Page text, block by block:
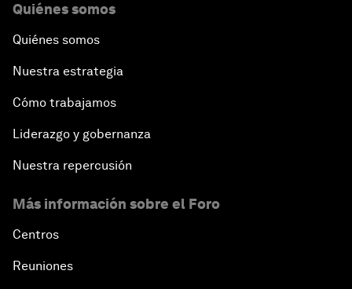
Quiénes somos
Quiénes somos
Nuestra estrategia
Cómo trabajamos
Liderazgo y gobernanza
Nuestra repercusión
Más información sobre el Foro
Centros
Reuniones